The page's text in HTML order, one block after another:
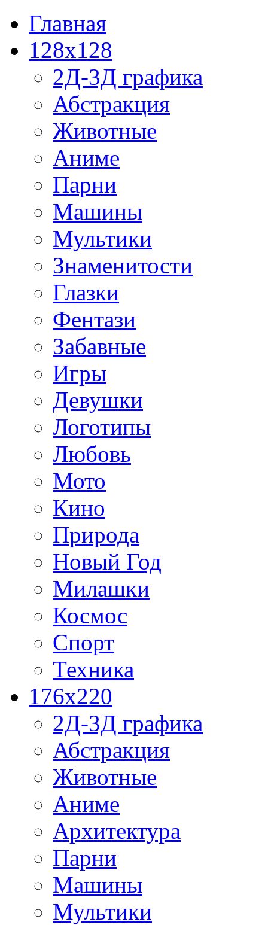
Главная
128x128
2Д-3Д графика
Абстракция
Животные
Аниме
Парни
Машины
Мультики
Знаменитости
Глазки
Фентази
Забавные
Игры
Девушки
Логотипы
Любовь
Мото
Кино
Природа
Новый Год
Милашки
Космос
Спорт
Техника
176x220
2Д-3Д графика
Абстракция
Животные
Аниме
Архитектура
Парни
Машины
Мультики